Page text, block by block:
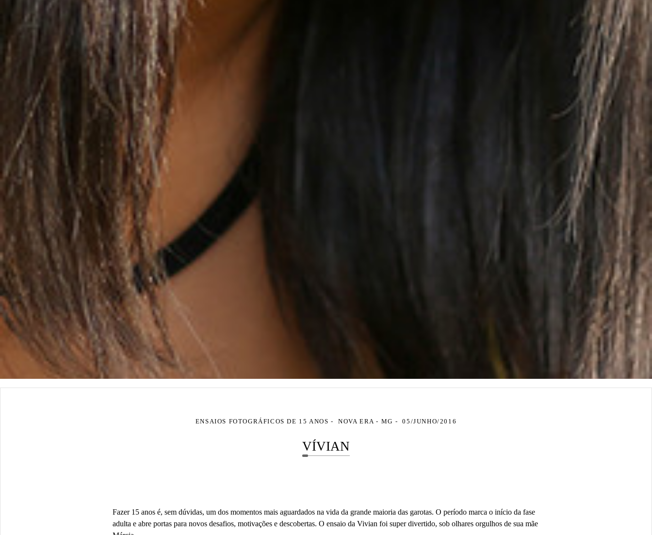
ENSAIOS FOTOGRÁFICOS DE 15 ANOS NOVA ERA - MG 05/JUNHO/2016
VÍVIAN
Fazer 15 anos é, sem dúvidas, um dos momentos mais aguardados na vida da grande maioria das garotas. O período marca o início da fase
adulta e abre portas para novos desafios, motivações e descobertas. O ensaio da Vivian foi super divertido, sob olhares orgulhos de sua mãe